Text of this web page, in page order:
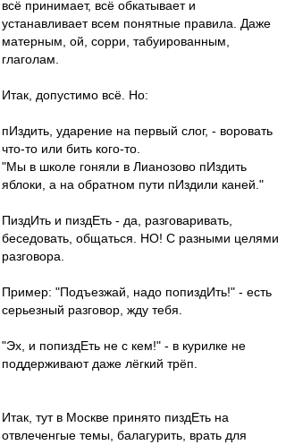
всё принимает, всё обкатывает и
устанавливает всем понятные правила. Даже
матерным, ой, сорри, табуированным,
глаголам.
Итак, допустимо всё. Но:
пИздить, ударение на первый слог, - воровать
что-то или бить кого-то.
"Мы в школе гоняли в Лианозово пИздить
яблоки, а на обратном пути пИздили каней."
ПиздИть и пиздЕть - да, разговаривать,
беседовать, общаться. НО! С разными целями
разговора.
Пример: "Подъезжай, надо попиздИть!" - есть
серьезный разговор, жду тебя.
"Эх, и попиздЕть не с кем!" - в курилке не
поддерживают даже лёгкий трёп.
Итак, тут в Москве принято пиздЕть на
отвлеченгые темы, балагурить, врать для